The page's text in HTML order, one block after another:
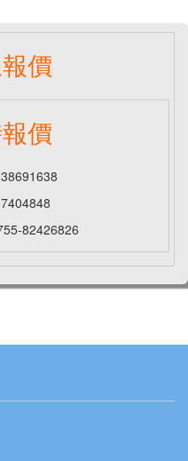
價
價
82426826